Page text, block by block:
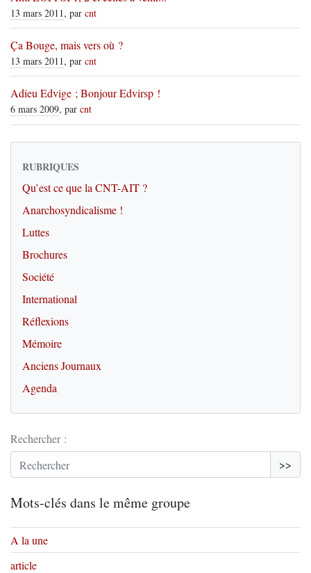
13 mars 2011, par cnt
Ça Bouge, mais vers où ?
13 mars 2011, par cnt
Adieu Edvige ; Bonjour Edvirsp !
6 mars 2009, par cnt
RUBRIQUES
Qu’est ce que la CNT-AIT ?
Anarchosyndicalisme !
Luttes
Brochures
Société
International
Réflexions
Mémoire
Anciens Journaux
Agenda
Rechercher :
>>
Mots-clés dans le même groupe
A la une
article